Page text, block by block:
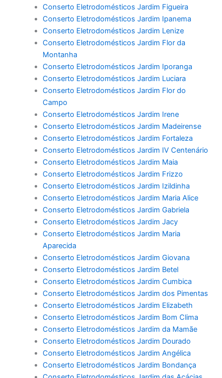
Conserto Eletrodomésticos Jardim Figueira
Conserto Eletrodomésticos Jardim Ipanema
Conserto Eletrodomésticos Jardim Lenize
Conserto Eletrodomésticos Jardim Flor da
Montanha
Conserto Eletrodomésticos Jardim Iporanga
Conserto Eletrodomésticos Jardim Luciara
Conserto Eletrodomésticos Jardim Flor do
Campo
Conserto Eletrodomésticos Jardim Irene
Conserto Eletrodomésticos Jardim Madeirense
Conserto Eletrodomésticos Jardim Fortaleza
Conserto Eletrodomésticos Jardim IV Centenário
Conserto Eletrodomésticos Jardim Maia
Conserto Eletrodomésticos Jardim Frizzo
Conserto Eletrodomésticos Jardim Izildinha
Conserto Eletrodomésticos Jardim Maria Alice
Conserto Eletrodomésticos Jardim Gabriela
Conserto Eletrodomésticos Jardim Jacy
Conserto Eletrodomésticos Jardim Maria
Aparecida
Conserto Eletrodomésticos Jardim Giovana
Conserto Eletrodomésticos Jardim Betel
Conserto Eletrodomésticos Jardim Cumbica
Conserto Eletrodomésticos Jardim dos Pimentas
Conserto Eletrodomésticos Jardim Elizabeth
Conserto Eletrodomésticos Jardim Bom Clima
Conserto Eletrodomésticos Jardim da Mamãe
Conserto Eletrodomésticos Jardim Dourado
Conserto Eletrodomésticos Jardim Angélica
Conserto Eletrodomésticos Jardim Bondança